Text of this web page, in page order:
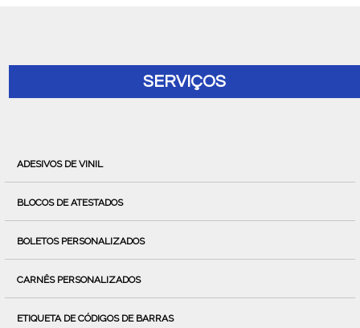
SERVIÇOS
ADESIVOS DE VINIL
BLOCOS DE ATESTADOS
BOLETOS PERSONALIZADOS
CARNÊS PERSONALIZADOS
ETIQUETA DE CÓDIGOS DE BARRAS